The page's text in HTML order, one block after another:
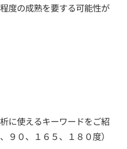
度の成熟を要する可能性が
に使えるキーワードをご紹
９０、１６５、１８０度）